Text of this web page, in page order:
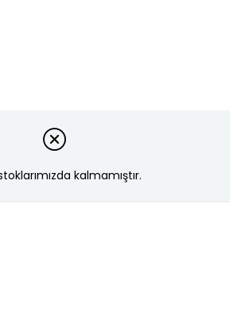
kalmamıştır.